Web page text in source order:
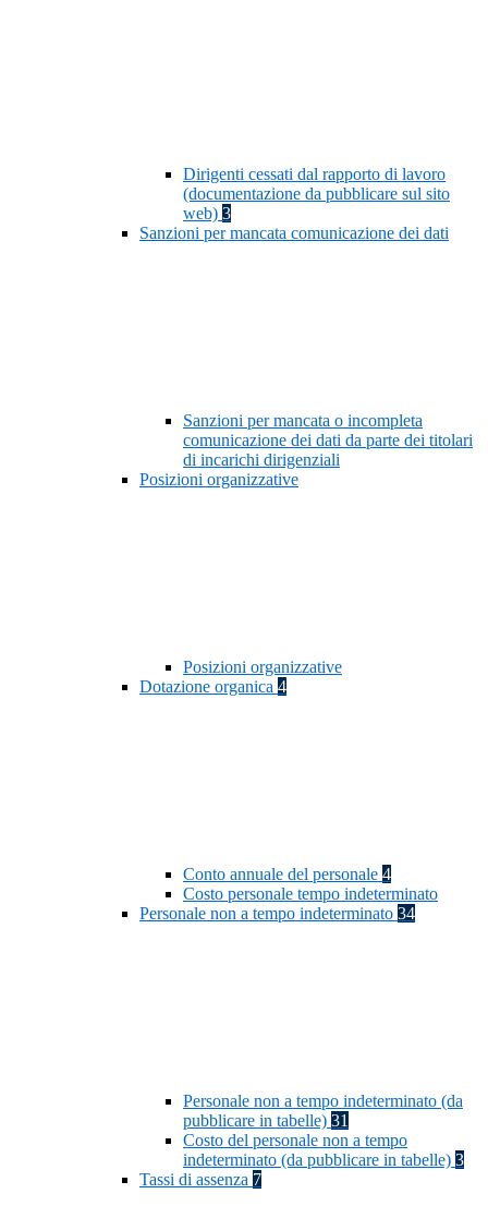
Dirigenti cessati dal rapporto di lavoro
(documentazione da pubblicare sul sito
web) 3
Sanzioni per mancata comunicazione dei dati
Sanzioni per mancata o incompleta
comunicazione dei dati da parte dei titolari
di incarichi dirigenziali
Posizioni organizzative
Posizioni organizzative
Dotazione organica 4
Conto annuale del personale 4
Costo personale tempo indeterminato
Personale non a tempo indeterminato 34
Personale non a tempo indeterminato (da
pubblicare in tabelle) 31
Costo del personale non a tempo
indeterminato (da pubblicare in tabelle) 3
Tassi di assenza 7